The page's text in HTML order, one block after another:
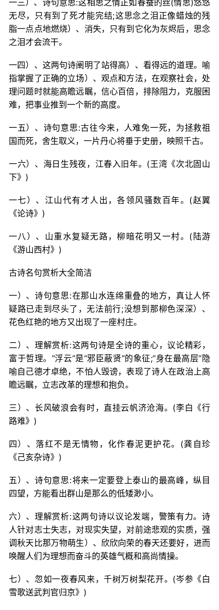
一三）、诗句意思:这相思之情正如春蚕的丝(情思)悠悠
无尽，只有到了死才能完结;这思念之泪正像蜡烛的残
脂一点点地燃烧）、消失，只有到它化为灰烬后，思念
之泪才会流干。
一四）、这两句诗阐明了站得高）、看得远的道理。喻
指掌握了正确的立场）、观点和方法，在观察社会，处
理问题时就能高瞻远瞩，信心百倍，排除阻力，克服困
难，把事业推到一个新的高度。
一五）、诗句意思:古往今来，人难免一死，为拯救祖
国而死，舍生取义，一片丹心将垂于史册，映照千古。
一六）、海日生残夜，江春入旧年。(王湾《次北固山
下》)
一七）、江山代有才人出，各领风骚数百年。(赵翼
《论诗》)
一八）、山重水复疑无路，柳暗花明又一村。(陆游
《游山西村》)
古诗名句赏析大全简洁
一）、诗句意思:在那山水连绵重叠的地方，真让人怀
疑路已走到尽头了，无法前行;没想到那柳色深深）、
花色红艳的地方又出现了一座村庄。
二）、理解赏析:这两句诗是全诗的重心，议论精彩，
富于哲理。“浮云”是“邪臣蔽贤”的象征;“身在最高层”隐
喻自己德才卓绝，不怕人毁谤，表现了诗人在政治上高
瞻远瞩，立志改革的理想和抱负。
三）、长风破浪会有时，直挂云帆济沧海。(李白《行
路难》)
四）、落红不是无情物，化作春泥更护花。(龚自珍
《己亥杂诗》)
五）、诗句意思:将来一定要登上泰山的最高峰，纵目
四望，方能看出群山是那么的低矮渺小。
六）、理解赏析:这两句诗以议论发端，警策有力。诗
人针对志士失志，对现实失望，对前途悲观的实质，强
调秋天比那万物萌生）、欣欣向荣的春天还要好，进而
唤醒人们为理想而奋斗的英雄气概和高尚情操。
七）、忽如一夜春风来，千树万树梨花开。(岑参《白
雪歌送武判官归京》)